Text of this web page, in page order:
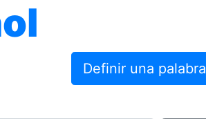
Definir una palabra